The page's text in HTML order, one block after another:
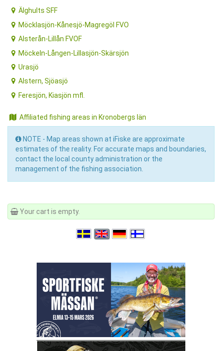
Älghults SFF
Möcklasjön-Kånesjö-Magregöl FVO
Alsterån-Lillån FVOF
Möckeln-Lången-Lillasjön-Skärsjön
Urasjö
Alstern, Sjöasjö
Feresjön, Kiasjön mfl.
Affiliated fishing areas in Kronobergs län
NOTE - Map areas shown at iFiske are approximate
estimates of the reality. For accurate maps and boundaries,
contact the local county administration or the
management of the fishing association.
Your cart is empty.